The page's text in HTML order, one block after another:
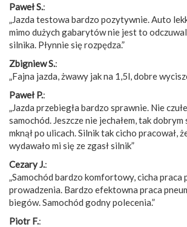
Paweł S.:
„Jazda testowa bardzo pozytywnie. Auto
mimo dużych gabarytów nie jest to
silnika. Płynnie się rozpędza.”
Zbigniew S.:
„Fajna jazda, żwawy jak na 1,5l, dobre
Paweł P.:
„Jazda przebiegła bardzo sprawnie. Nie
samochód. Jeszcze nie jechałem, tak dobrym
mknął po ulicach. Silnik tak cicho pracował,
wydawało mi się ze zgasł silnik”
Cezary J.:
„Samochód bardzo komfortowy, cicha praca
prowadzenia. Bardzo efektowna praca
biegów. Samochód godny polecenia.”
Piotr F.: